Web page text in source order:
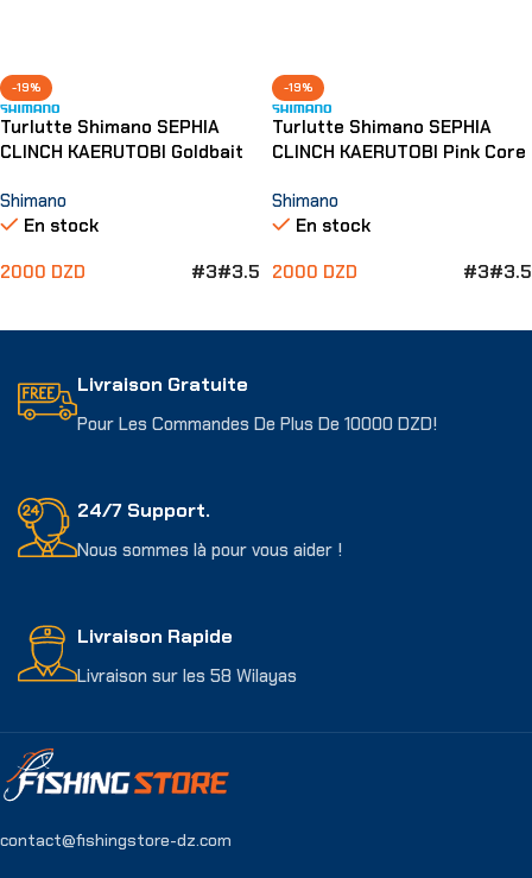
-19%
Turlutte Shimano SEPHIA
CLINCH KAERUTOBI Goldbait
Shimano
En stock
2000 DZD #3#3.5
-19%
Turlutte Shimano SEPHIA
CLINCH KAERUTOBI Pink Core
Shimano
En stock
2000 DZD #3#3.5
Livraison Gratuite
Pour Les Commandes De Plus De 10000 DZD!
24/7 Support.
Nous sommes là pour vous aider !
Livraison Rapide
Livraison sur les 58 Wilayas
contact@fishingstore-dz.com